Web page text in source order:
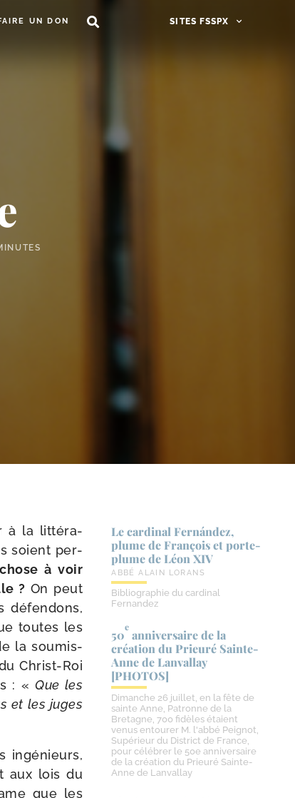
UN DON SITES FSSPX
à la lit­té­ra­
soient per­
à voir
? On peut
défen­dons,
toutes les
la sou­mis­
Christ-​Roi
: «Que les
et les juges
ingé­nieurs,
aux lois du
que les
Le cardinal Fernández,
plume de François et porte-​
plume de Léon XIV
ABBÉ ALAIN LORANS
Bibliographie du cardinal
Fernandez
50
e
anniversaire de la
création du Prieuré Sainte-​
Anne de Lanvallay
[PHOTOS]
Dimanche 26 juillet, en la fête de
sainte Anne, Patronne de la
Bretagne, 700 fidèles étaient
venus entourer M. l'abbé Peignot,
Supérieur du District de France,
pour célébrer le 50e anniversaire
de la création du Prieuré Sainte-
Anne de Lanvallay